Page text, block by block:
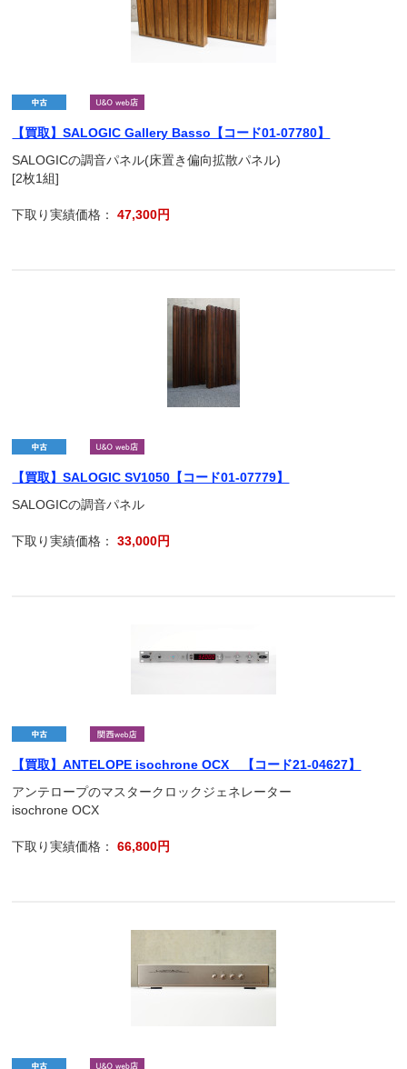
【買取】SALOGIC Gallery Basso【コード01-07780】
SALOGICの調音パネル(床置き偏向拡散パネル)
[2枚1組]
下取り実績価格：47,300円
【買取】SALOGIC SV1050【コード01-07779】
SALOGICの調音パネル
下取り実績価格：33,000円
【買取】ANTELOPE isochrone OCX 【コード21-04627】
アンテロープのマスタークロックジェネレーター
isochrone OCX
下取り実績価格：66,800円